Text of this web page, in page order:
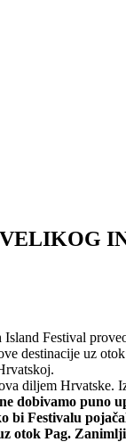
Festival
destinacije uz
diljem
dobivamo puno
bi Festivalu
otok Pag.